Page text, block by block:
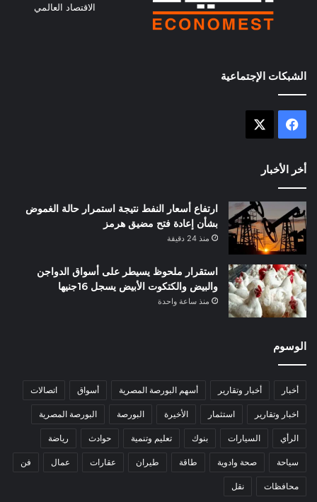
الاقتصاد العالمي
الشبكات الإجتماعية
فيسبوك
أخر الأخبار
ارتفاع أسعار النفط نتيجة استمرار حالة الغموض
بشأن إعادة فتح مضيق هرمز
منذ 24 دقيقة
استقرار ملحوظ يسيطر على أسواق الدواجن
والبيض والكتكوت الأبيض يسجل 16جنيها
منذ ساعة واحدة
الوسوم
أخبار أخبار وتقارير أسهم البورصة المصرية أسواق اتصالات
اخبار وتقارير استثمار الأخيرة البورصة البورصة المصرية
الرأي السيارات بنوك تعليم وتنمية حوادث رياضة
سياحة صحة وادوية طاقة طيران عقارات عمال فن
محافظات نقل